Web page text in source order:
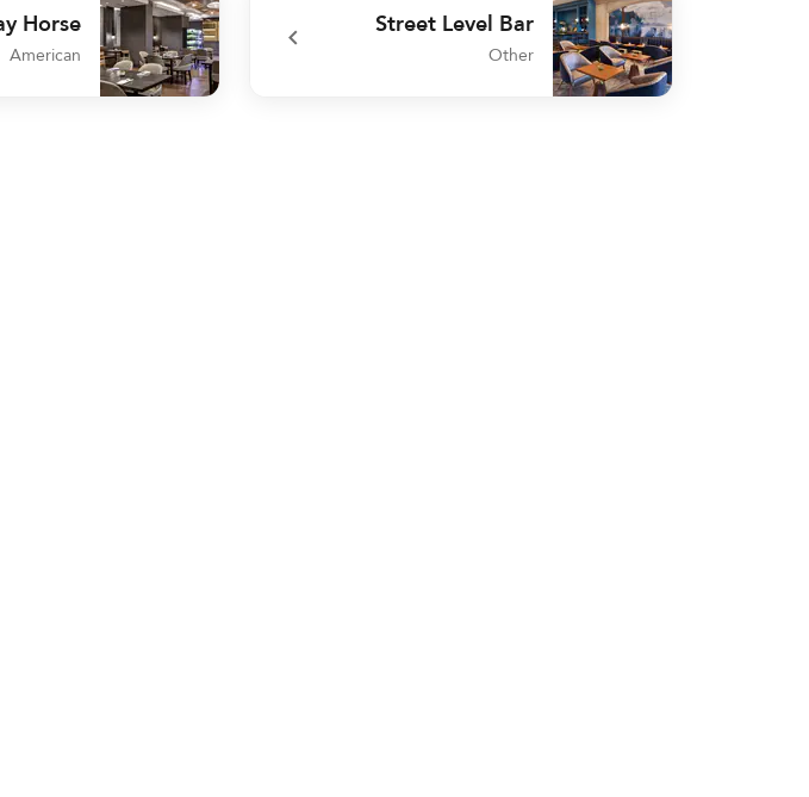
Street Level Bar
Other
Horse
American